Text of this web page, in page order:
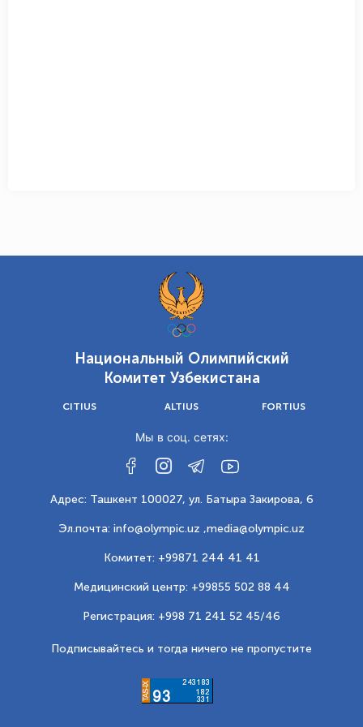
Национальный Олимпийский
Комитет Узбекистана
CITIUS ALTIUS FORTIUS
Мы в соц. сетях:
Адрес: Ташкент 100027, ул. Батыра Закирова, 6
Эл.почта: info@olympic.uz ,media@olympic.uz
Комитет: +99871 244 41 41
Медицинский центр: +99855 502 88 44
Регистрация: +998 71 241 52 45/46
Подписывайтесь и тогда ничего не пропустите